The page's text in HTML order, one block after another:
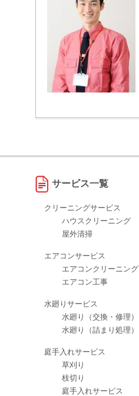
サービス一覧
クリーニングサービス
ハウスクリーニング
屋外清掃
エアコンサービス
エアコンクリーニング
エアコン工事
水廻りサービス
水廻り（交換・修理）
水廻り（詰まり処理）
庭手入れサービス
草刈り
枝切り
庭手入れサービス